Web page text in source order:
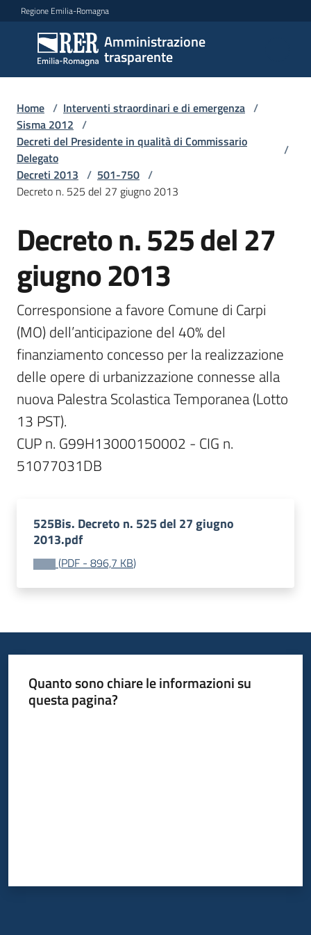
Vai al contenuto
Vai alla navigazione
Vai al footer
Regione Emilia-Romagna
Amministrazione
trasparente
Amministrazione
trasparente
Sottosezioni
Accesso
Home / Interventi straordinari e di emergenza /
Sisma 2012 /
Decreti del Presidente in qualità di Commissario
Delegato
/
Decreti 2013 / 501-750 /
Decreto n. 525 del 27 giugno 2013
Decreto n. 525 del 27
giugno 2013
Corresponsione a favore Comune di Carpi
(MO) dell’anticipazione del 40% del
finanziamento concesso per la realizzazione
delle opere di urbanizzazione connesse alla
nuova Palestra Scolastica Temporanea (Lotto
13 PST).
CUP n. G99H13000150002 - CIG n.
525Bis. Decreto n. 525 del 27 giugno
2013.pdf
(PDF - 896,7 KB)
Quanto sono chiare le informazioni su
questa pagina?